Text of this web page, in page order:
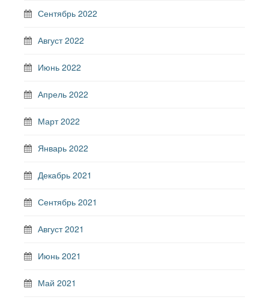
Сентябрь 2022
Август 2022
Июнь 2022
Апрель 2022
Март 2022
Январь 2022
Декабрь 2021
Сентябрь 2021
Август 2021
Июнь 2021
Май 2021